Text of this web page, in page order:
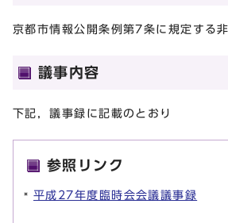
京都市情報公開条例第7条に規定する
議事内容
下記，議事録に記載のとおり
参照リンク
平成27年度臨時会会議議事録